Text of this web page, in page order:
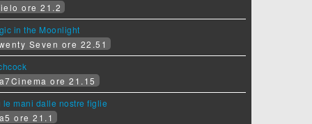
ore 21.2
in the Moonlight
Seven ore 22.51
ore 21.15
le mani dalle nostre figlie
ore 21.1